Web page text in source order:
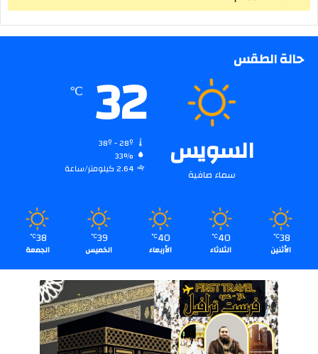
حالة الطقس
السويس
سماء صافية
32
℃
33%
2.64 كيلومتر/ساعة
38
℃
الأثنين
40
℃
الثلاثاء
40
℃
الأربعاء
39
℃
الخميس
38
℃
الجمعة